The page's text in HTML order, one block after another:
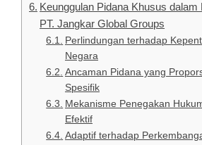
Keunggulan Pidana Khusus
PT. Jangkar Global Groups
Perlindungan terhadap
Negara
Ancaman Pidana yang
Spesifik
Mekanisme Penegakan
Efektif
Adaptif terhadap